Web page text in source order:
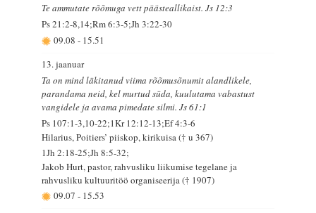
Te ammutate rõõmuga vett päästeallikaist. Js 12:3
Ps 21:2-8,14;Rm 6:3-5;Jh 3:22-30
09.08- 15.51
13. jaanuar
Ta on mind läkitanud viima rõõmusõnumit alandlikele,
parandama neid, kel murtud süda, kuulutama vabastust
vangidele ja avama pimedate silmi. Js 61:1
Ps 107:1-3,10-22;1Kr 12:12-13;Ef 4:3-6
Hilarius, Poitiers’ piiskop, kirikuisa († u 367)
1Jh 2:18-25;Jh 8:5-32;
Jakob Hurt, pastor, rahvusliku liikumise tegelane ja
rahvusliku kultuuritöö organiseerija († 1907)
09.07- 15.53